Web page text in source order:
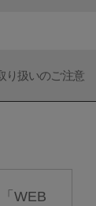
り扱いのご注意
WEB